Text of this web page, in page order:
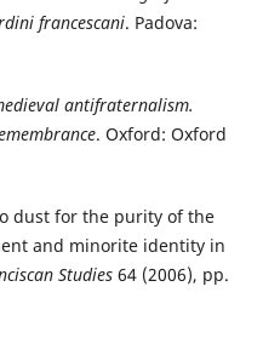
francescani. Padova:
antifraternalism.
. Oxford: Oxford
dust for the purity of the
and minorite identity in
Studies64 (2006), pp.